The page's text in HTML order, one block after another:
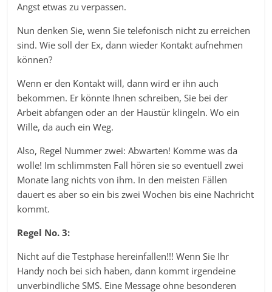
Angst etwas zu verpassen.
Nun denken Sie, wenn Sie telefonisch nicht zu erreichen
sind. Wie soll der Ex, dann wieder Kontakt aufnehmen
können?
Wenn er den Kontakt will, dann wird er ihn auch
bekommen. Er könnte Ihnen schreiben, Sie bei der
Arbeit abfangen oder an der Haustür klingeln. Wo ein
Wille, da auch ein Weg.
Also, Regel Nummer zwei: Abwarten! Komme was da
wolle! Im schlimmsten Fall hören sie so eventuell zwei
Monate lang nichts von ihm. In den meisten Fällen
dauert es aber so ein bis zwei Wochen bis eine Nachricht
kommt.
Regel No. 3:
Nicht auf die Testphase hereinfallen!!! Wenn Sie Ihr
Handy noch bei sich haben, dann kommt irgendeine
unverbindliche SMS. Eine Message ohne besonderen